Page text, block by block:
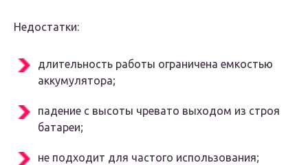
Недостатки:
длительность работы ограничена емкостью
аккумулятора;
падение с высоты чревато выходом из строя
батареи;
не подходит для частого использования;